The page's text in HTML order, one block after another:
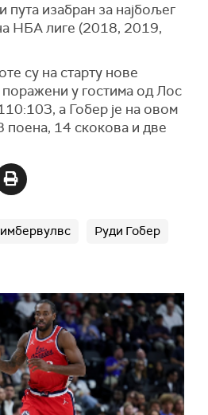
пута изабран за најбољег
НБА лиге (2018, 2019,
су на старту нове
у гостима од Лос
а Гобер је на овом
14 скокова и две
Руди Гобер